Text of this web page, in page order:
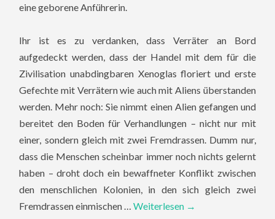
eine geborene Anführerin.
Ihr ist es zu verdanken, dass Verräter an Bord
aufgedeckt werden, dass der Handel mit dem für die
Zivilisation unabdingbaren Xenoglas floriert und erste
Gefechte mit Verrätern wie auch mit Aliens überstanden
werden. Mehr noch: Sie nimmt einen Alien gefangen und
bereitet den Boden für Verhandlungen – nicht nur mit
einer, sondern gleich mit zwei Fremdrassen. Dumm nur,
dass die Menschen scheinbar immer noch nichts gelernt
haben – droht doch ein bewaffneter Konflikt zwischen
den menschlichen Kolonien, in den sich gleich zwei
Fremdrassen einmischen …Weiterlesen →